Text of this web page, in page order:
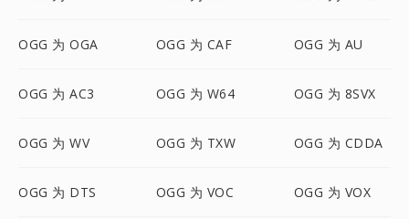
OGG 为 OGA OGG 为 CAF OGG 为 AU
OGG 为 AC3 OGG 为 W64 OGG 为 8SVX
OGG 为 WV OGG 为 TXW OGG 为 CDDA
OGG 为 DTS OGG 为 VOC OGG 为 VOX